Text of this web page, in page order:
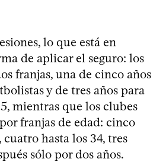
lo que está en
de aplicar el seguro: los
franjas, una de cinco años
y de tres años para
mientras que los clubes
franjas de edad: cinco
cuatro hasta los 34, tres
sólo por dos años.